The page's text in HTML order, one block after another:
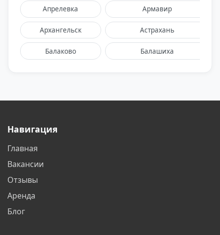
Апрелевка Армавир
Архангельск Астрахань
Балаково Балашиха
Брянск
Навигация
Главная
Вакансии
Отзывы
Аренда
Блог